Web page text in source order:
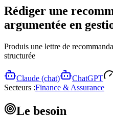
Rédiger une
argumentée en
Produis une lettre de
structurée
Claude (chat) ChatGPT
Secteurs :Finance & Assurance
Le besoin